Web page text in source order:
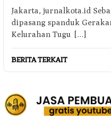
Jakarta, jurnalkota.id
dipasang spanduk
Kelurahan Tugu […]
BERITA TERKAIT